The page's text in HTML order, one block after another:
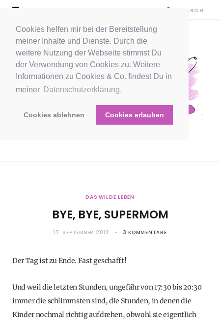
Cookies helfen mir bei der Bereitstellung
meiner Inhalte und Dienste. Durch die
weitere Nutzung der Webseite stimmst Du
der Verwendung von Cookies zu. Weitere
Informationen zu Cookies & Co. findest Du in
meiner Datenschutzerklärung.
Cookies ablehnen Cookies erlauben
DAS WILDE LEBEN
BYE, BYE, SUPERMOM
17. SEPTEMBER 2012 3 KOMMENTARE
Der Tag ist zu Ende. Fast geschafft!
Und weil die letzten Stunden, ungefähr von 17:30 bis 20:30
immer die schlimmsten sind, die Stunden, in denen die
Kinder nochmal richtig aufdrehen, obwohl sie eigentlich